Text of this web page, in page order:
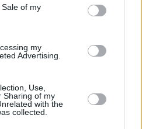
of my
my
Advertising.
Use,
Sharing of my
with the
collected.
προειδοποιούν